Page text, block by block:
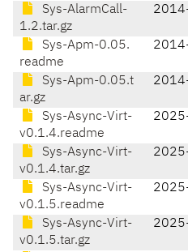
Sys-AlarmCall-
1.2.tar.gz
Sys-Apm-0.05.
readme
Sys-Apm-0.05.t
ar.gz
Sys-Async-Virt-
v0.1.4.readme
Sys-Async-Virt-
v0.1.4.tar.gz
Sys-Async-Virt-
v0.1.5.readme
Sys-Async-Virt-
v0.1.5.tar.gz